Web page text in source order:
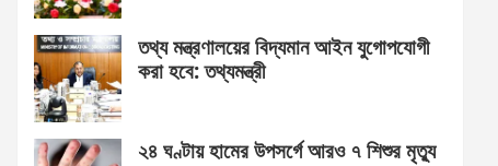
তথ্য মন্ত্রণালয়ের বিদ্যমান আইন যুগোপযোগী
করা হবে: তথ্যমন্ত্রী
২৪ ঘণ্টায় হামের উপসর্গে আরও ৭ শিশুর মৃত্যু